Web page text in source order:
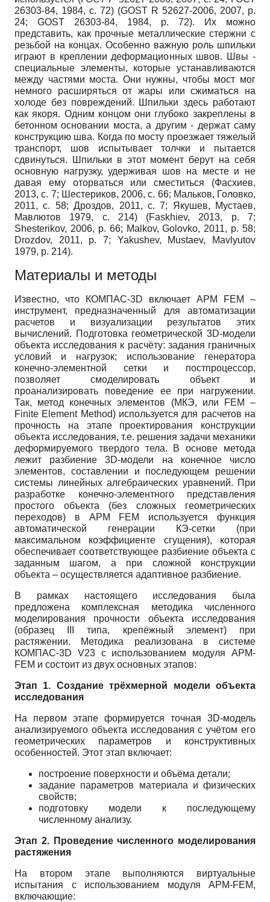
26303-84, 1984, с. 72) (GOST R 52627-2006, 2007, p.
24; GOST 26303-84, 1984, p. 72). Их можно
представить, как прочные металлические стержни с
резьбой на концах. Особенно важную роль шпильки
играют в креплении деформационных швов. Швы -
специальные элементы, которые устанавливаются
между частями моста. Они нужны, чтобы мост мог
немного расширяться от жары или сжиматься на
холоде без повреждений. Шпильки здесь работают
как якоря. Одним концом они глубоко закреплены в
бетонном основании моста, а другим - держат саму
конструкцию шва. Когда по мосту проезжает тяжелый
транспорт, шов испытывает толчки и пытается
сдвинуться. Шпильки в этот момент берут на себя
основную нагрузку, удерживая шов на месте и не
давая ему оторваться или сместиться (Фасхиев,
2013, с. 7; Шестериков, 2006, с. 66; Мальков, Головко,
2011, с. 58; Дроздов, 2011, с. 7; Якушев, Мустаев,
Мавлютов 1979, с. 214) (Faskhiev, 2013, p. 7;
Shesterikov, 2006, p. 66; Malkov, Golovko, 2011, p. 58;
Drozdov, 2011, p. 7; Yakushev, Mustaev, Mavlyutov
1979, p. 214).
Материалы и методы
Известно, что КОМПАС-3D включает APM FEM –
инструмент, предназначенный для автоматизации
расчетов и визуализации результатов этих
вычислений. Подготовка геометрической 3D-модели
объекта исследования к расчёту: задания граничных
условий и нагрузок; использование генератора
конечно-элементной сетки и постпроцессор,
позволяет смоделировать объект и
проанализировать поведение ее при нагружении.
Так, метод конечных элементов (МКЭ, или FEM –
Finite Element Method) используется для расчетов на
прочность на этапе проектирования конструкции
объекта исследования, т.е. решения задачи механики
деформируемого твердого тела. В основе метода
лежит разбиение 3D-модели на конечное число
элементов, составлении и последующем решении
системы линейных алгебраических уравнений. При
разработке конечно-элементного представления
простого объекта (без сложных геометрических
переходов) в APM FEM используется функция
автоматической генерации КЭ-сетки (при
максимальном коэффициенте сгущения), которая
обеспечивает соответствующее разбиение объекта с
заданным шагом, а при сложной конструкции
объекта – осуществляется адаптивное разбиение.
В рамках настоящего исследования была
предложена комплексная методика численного
моделирования прочности объекта исследования
(образец III типа, крепёжный элемент) при
растяжении. Методика реализована в системе
КОМПАС-3D V23 с использованием модуля APM-
FEM и состоит из двух основных этапов:
Этап 1. Создание трёхмерной модели объекта
исследования
На первом этапе формируется точная 3D-модель
анализируемого объекта исследования с учётом его
геометрических параметров и конструктивных
особенностей. Этот этап включает:
построение поверхности и объёма детали;
задание параметров материала и физических
свойств;
подготовку модели к последующему
численному анализу.
Этап 2. Проведение численного моделирования
растяжения
На втором этапе выполняются виртуальные
испытания с использованием модуля APM-FEM,
включающие: